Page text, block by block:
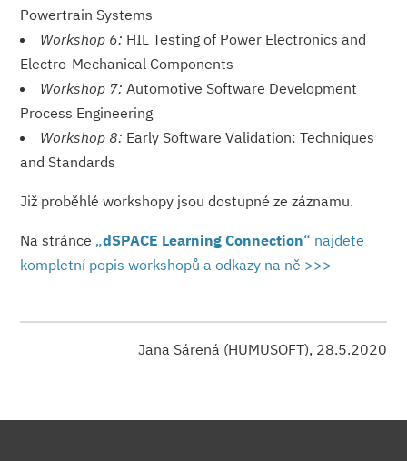
Powertrain Systems
Workshop 6: HIL Testing of Power Electronics and
Electro-Mechanical Components
Workshop 7: Automotive Software Development
Process Engineering
Workshop 8: Early Software Validation: Techniques
and Standards
Již proběhlé workshopy jsou dostupné ze záznamu.
Na stránce „dSPACE Learning Connection“ najdete
kompletní popis workshopů a odkazy na ně >>>
Jana Sárená (HUMUSOFT), 28.5.2020